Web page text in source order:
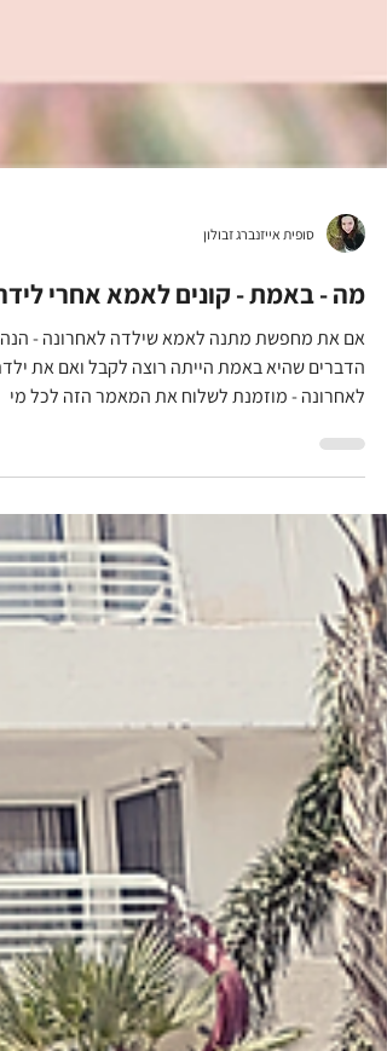
מה - באמת - קונים לאמא אחרי
אם את מחפשת מתנה לאמא שילדה לאחרונה - הנה
הדברים שהיא באמת הייתה רוצה לקבל ואם את
לאחרונה - מוזמנת לשלוח את המאמר הזה לכל מי
ששאל אותך